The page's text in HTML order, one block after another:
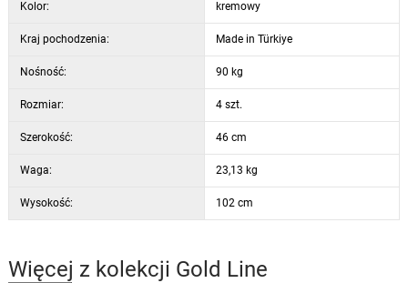
Kolor: kremowy
Kraj pochodzenia: Made in Türkiye
Nośność: 90 kg
Rozmiar: 4 szt.
Szerokość: 46 cm
Waga: 23,13 kg
Wysokość: 102 cm
Więcej z kolekcji Gold Line